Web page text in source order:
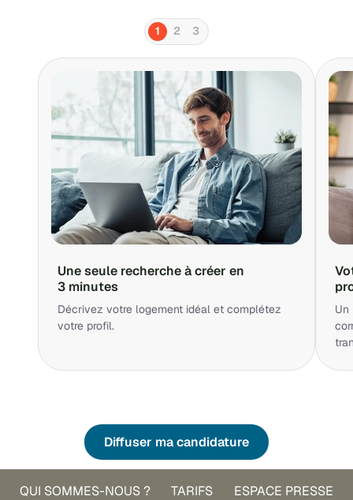
1 2 3
Une seule recherche à créer en
3 minutes
Décrivez votre logement idéal et complétez
votre profil.
Un
Diffuser ma candidature
QUI SOMMES-NOUS ? TARIFS ESPACE PRESSE